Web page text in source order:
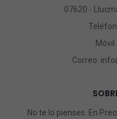
07620 -
Móvil :
Correo:
No te lo pienses. En